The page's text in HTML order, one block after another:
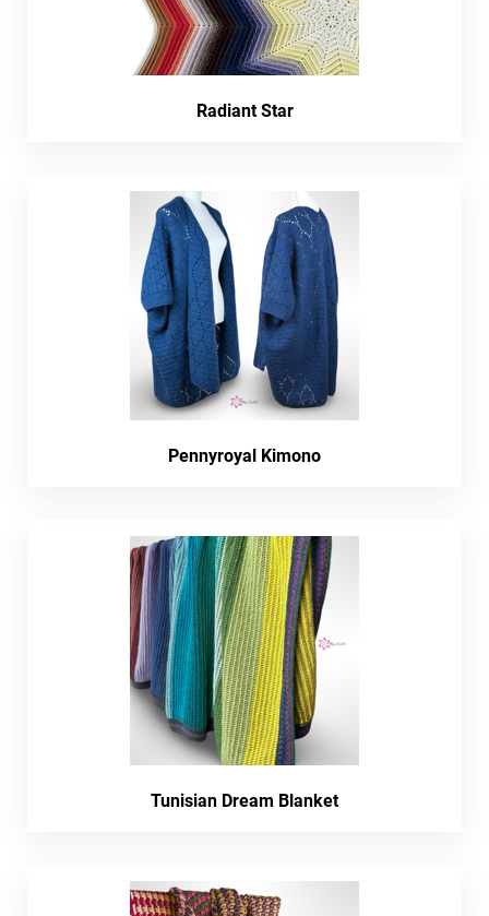
Radiant Star
Pennyroyal Kimono
Tunisian Dream Blanket